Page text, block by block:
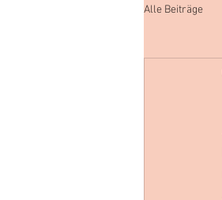
Alle Beiträge